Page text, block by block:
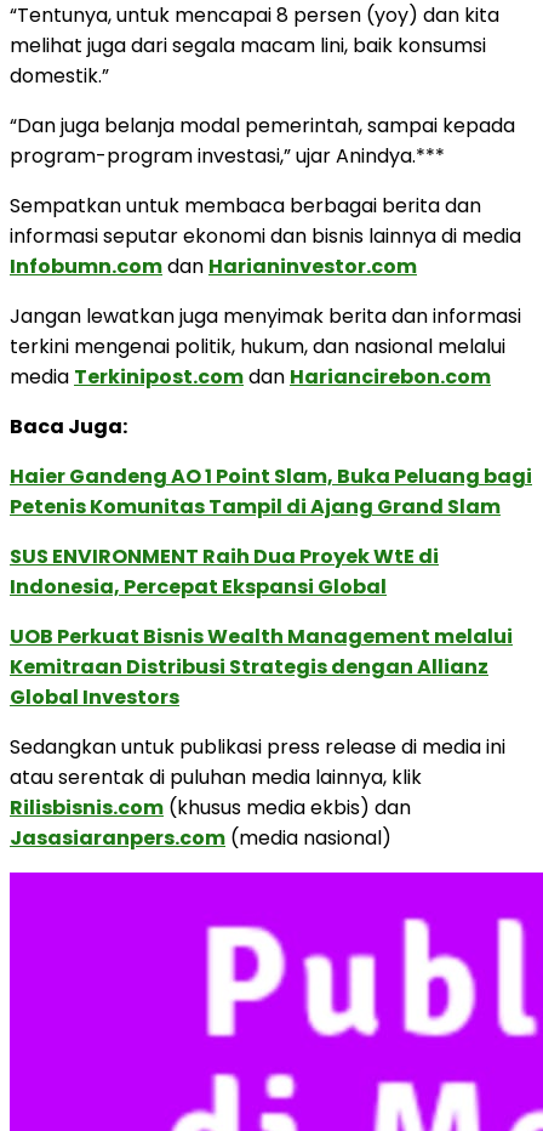
“Tentunya, untuk mencapai 8 persen (yoy) dan kita
melihat juga dari segala macam lini, baik konsumsi
domestik.”
“Dan juga belanja modal pemerintah, sampai kepada
program-program investasi,” ujar Anindya.***
Sempatkan untuk membaca berbagai berita dan
informasi seputar ekonomi dan bisnis lainnya di media
Infobumn.comdan Harianinvestor.com
Jangan lewatkan juga menyimak berita dan informasi
terkini mengenai politik, hukum, dan nasional melalui
media Terkinipost.comdan Hariancirebon.com
Baca Juga:
Haier Gandeng AO 1 Point Slam, Buka Peluang bagi
Petenis Komunitas Tampil di Ajang Grand Slam
SUS ENVIRONMENT Raih Dua Proyek WtE di
Indonesia, Percepat Ekspansi Global
UOB Perkuat Bisnis Wealth Management melalui
Kemitraan Distribusi Strategis dengan Allianz
Global Investors
Sedangkan untuk publikasi press release di media ini
atau serentak di puluhan media lainnya, klik
Rilisbisnis.com (khusus media ekbis) dan
Jasasiaranpers.com (media nasional)